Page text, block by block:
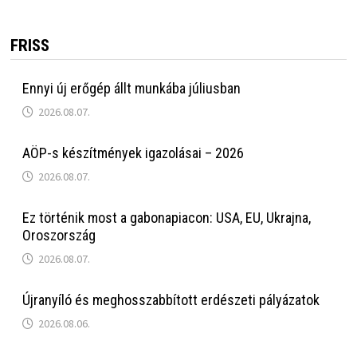
FRISS
Ennyi új erőgép állt munkába júliusban
2026.08.07.
AÖP-s készítmények igazolásai – 2026
2026.08.07.
Ez történik most a gabonapiacon: USA, EU, Ukrajna,
Oroszország
2026.08.07.
Újranyíló és meghosszabbított erdészeti pályázatok
2026.08.06.